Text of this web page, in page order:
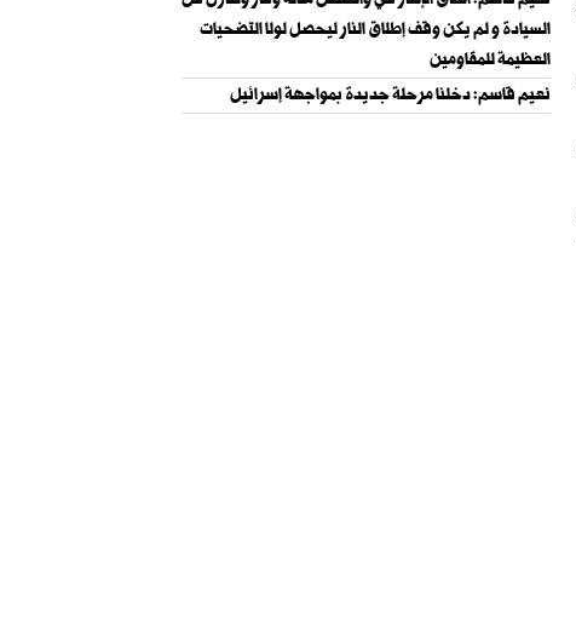
السيادة و لم يكن وقف إطلاق النار ليحصل لولا التضحيات
العظيمة للمقاومين
نعيم قاسم: دخلنا مرحلة جديدة بمواجهة إسرائيل